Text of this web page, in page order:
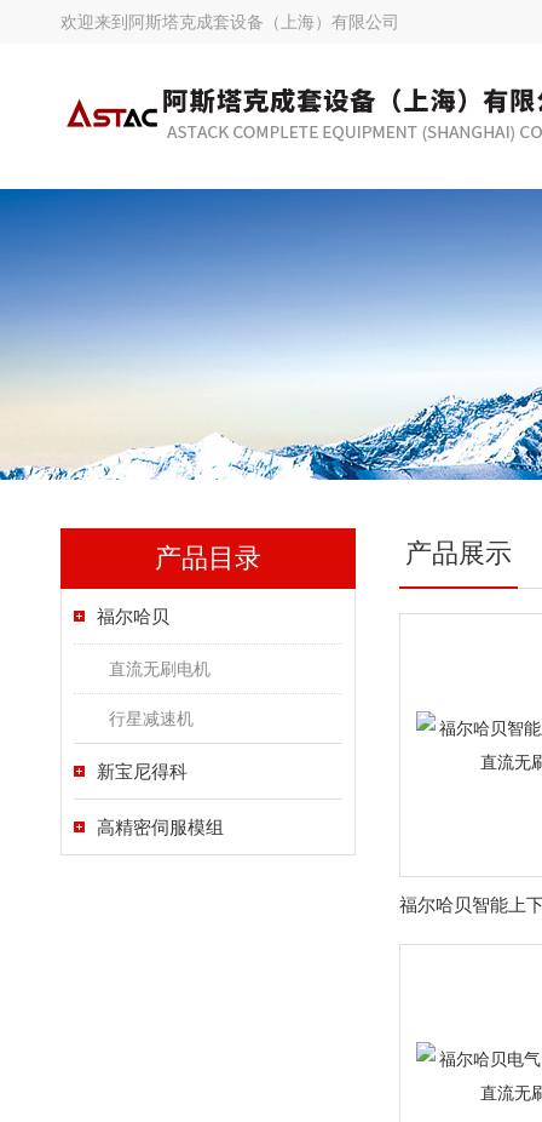
欢迎来到 阿斯塔克成套设备（上海）有限公司
产品目录
福尔哈贝
直流无刷电机
行星减速机
新宝尼得科
高精密伺服模组
产品展示